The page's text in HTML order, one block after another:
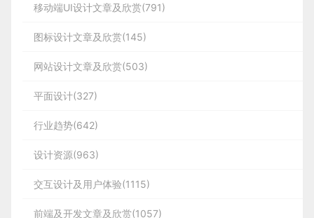
移动端UI设计文章及欣赏(791)
图标设计文章及欣赏(145)
网站设计文章及欣赏(503)
平面设计(327)
行业趋势(642)
设计资源(963)
交互设计及用户体验(1115)
前端及开发文章及欣赏(1057)